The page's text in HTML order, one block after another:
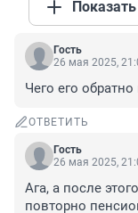
Гость
26 мая 2025,
Чего его обратно
ОТВЕТИТЬ
Гость
26 мая 2025,
Ага, а после
повторно